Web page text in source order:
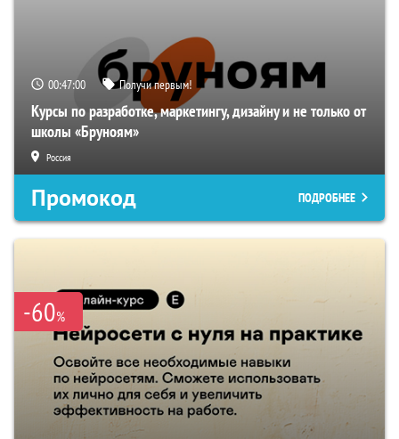
00:46:59 Получи первым!
Курсы по разработке, маркетингу, дизайну и не только от
школы «Бруноям»
Россия
Промокод ПОДРОБНЕЕ
-60%